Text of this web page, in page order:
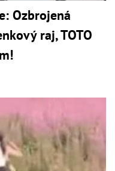
Ozbrojená
raj, TOTO